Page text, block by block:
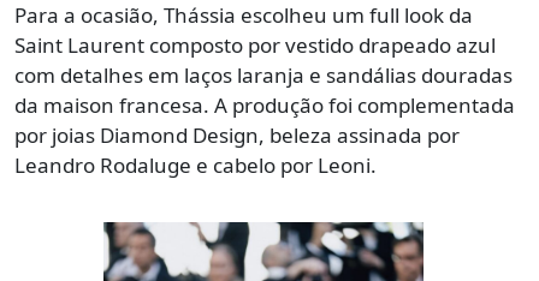
Para a ocasião, Thássia escolheu um full look da
Saint Laurent composto por vestido drapeado azul
com detalhes em laços laranja e sandálias douradas
da maison francesa. A produção foi complementada
por joias Diamond Design, beleza assinada por
Leandro Rodaluge e cabelo por Leoni.